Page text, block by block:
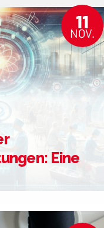
11
NOV.
Eine